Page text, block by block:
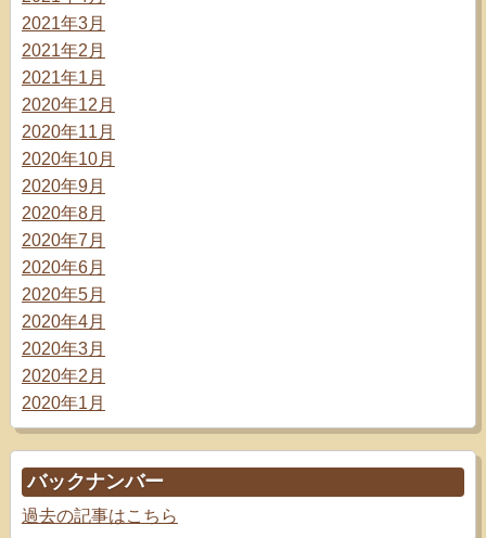
2021年3月
2021年2月
2021年1月
2020年12月
2020年11月
2020年10月
2020年9月
2020年8月
2020年7月
2020年6月
2020年5月
2020年4月
2020年3月
2020年2月
2020年1月
バックナンバー
過去の記事はこちら